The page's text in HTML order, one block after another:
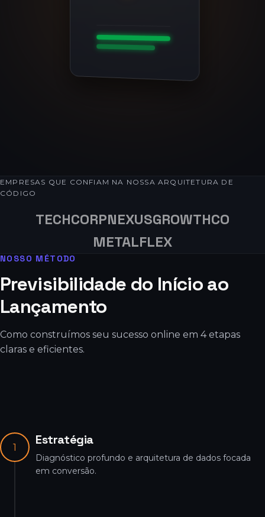
EMPRESAS QUE CONFIAM NA NOSSA ARQUITETURA DE
CÓDIGO
TECHCORPNEXUSGROWTHCO
METALFLEX
NOSSO MÉTODO
Previsibilidade do Início ao
Lançamento
Como construímos seu sucesso online em 4 etapas
claras e eficientes.
1 Estratégia
Diagnóstico profundo e arquitetura de dados focada
em conversão.